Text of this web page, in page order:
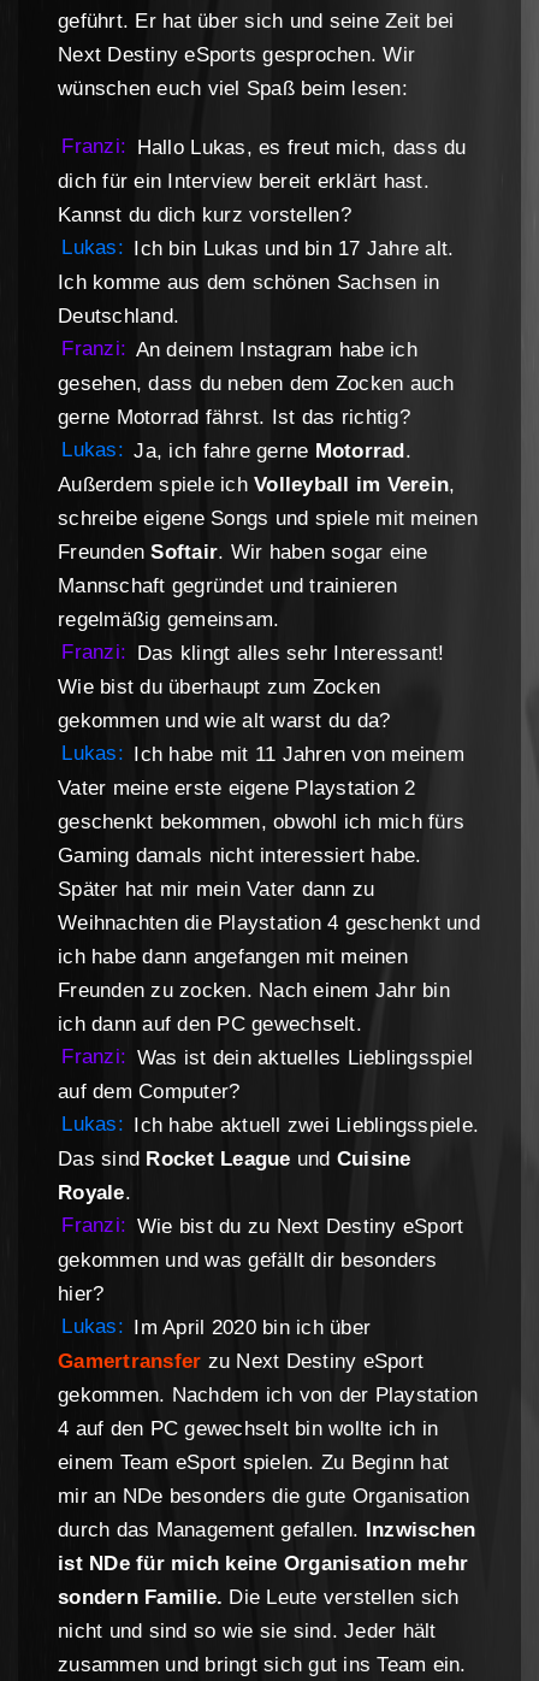
geführt. Er hat über sich und seine Zeit bei
Next Destiny eSports gesprochen. Wir
wünschen euch viel Spaß beim lesen:
Franzi: Hallo Lukas, es freut mich, dass du
dich für ein Interview bereit erklärt hast.
Kannst du dich kurz vorstellen?
Lukas: Ich bin Lukas und bin 17 Jahre alt.
Ich komme aus dem schönen Sachsen in
Deutschland.
Franzi: An deinem Instagram habe ich
gesehen, dass du neben dem Zocken auch
gerne Motorrad fährst. Ist das richtig?
Lukas: Ja, ich fahre gerne Motorrad.
Außerdem spiele ichVolleyball im Verein,
schreibe eigene Songs und spiele mit meinen
FreundenSoftair. Wir haben sogar eine
Mannschaft gegründet und trainieren
regelmäßig gemeinsam.
Franzi: Das klingt alles sehr Interessant!
Wie bist du überhaupt zum Zocken
gekommen und wie alt warst du da?
Lukas: Ich habe mit 11 Jahren von meinem
Vater meine erste eigene Playstation 2
geschenkt bekommen, obwohl ich mich fürs
Gaming damals nicht interessiert habe.
Später hat mir mein Vater dann zu
Weihnachten die Playstation 4 geschenkt und
ich habe dann angefangen mit meinen
Freunden zu zocken. Nach einem Jahr bin
ich dann auf den PC gewechselt.
Franzi: Was ist dein aktuelles Lieblingsspiel
auf dem Computer?
Lukas: Ich habe aktuell zwei Lieblingsspiele.
Das sind Rocket League und Cuisine
Royale.
Franzi: Wie bist du zu Next Destiny eSport
gekommen und was gefällt dir besonders
hier?
Lukas: Im April 2020 bin ich über
Gamertransfer zu Next Destiny eSport
gekommen. Nachdem ich von der Playstation
4 auf den PC gewechselt bin wollte ich in
einem Team eSport spielen. Zu Beginn hat
mir an NDe besonders die gute Organisation
durch das Management gefallen. Inzwischen
ist NDe für mich keine Organisation mehr
sondern Familie. Die Leute verstellen sich
nicht und sind so wie sie sind. Jeder hält
zusammen und bringt sich gut ins Team ein.